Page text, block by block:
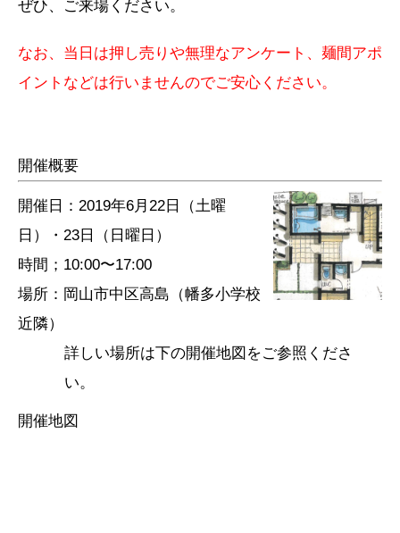
ぜひ、ご来場ください。
なお、当日は押し売りや無理なアンケート、麺間アポ
イントなどは行いませんのでご安心ください。
開催概要
開催日：2019年6月22日（土曜
日）・23日（日曜日）
時間；10:00〜17:00
場所：岡山市中区高島（幡多小学校
近隣）
詳しい場所は下の開催地図をご参照くださ
い。
開催地図